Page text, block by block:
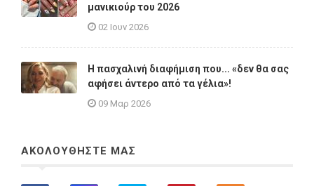
μανικιούρ του 2026
02 Ιουν 2026
Η πασχαλινή διαφήμιση που... «δεν θα σας
αφήσει άντερο από τα γέλια»!
09 Μαρ 2026
ΑΚΟΛΟΥΘΗΣΤΕ ΜΑΣ